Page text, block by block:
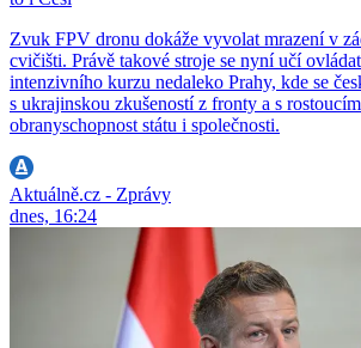
Zvuk FPV dronu dokáže vyvolat mrazení v
cvičišti. Právě takové stroje se nyní učí
intenzivního kurzu nedaleko Prahy, kde se
s ukrajinskou zkušeností z fronty a s
obranyschopnost státu i společnosti.
Aktuálně.cz - Zprávy
dnes, 16:24